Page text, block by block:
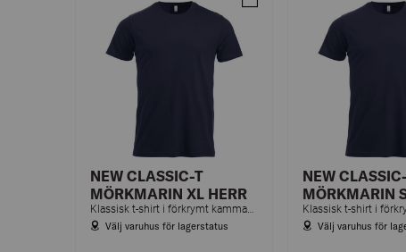
NEW CLASSIC-T
MÖRKMARIN XL HERR
Välj varuhus för lagerstatus
Jämför NEW CLASSIC-T
NEW
MÖRKMARIN
Välj varuhus för